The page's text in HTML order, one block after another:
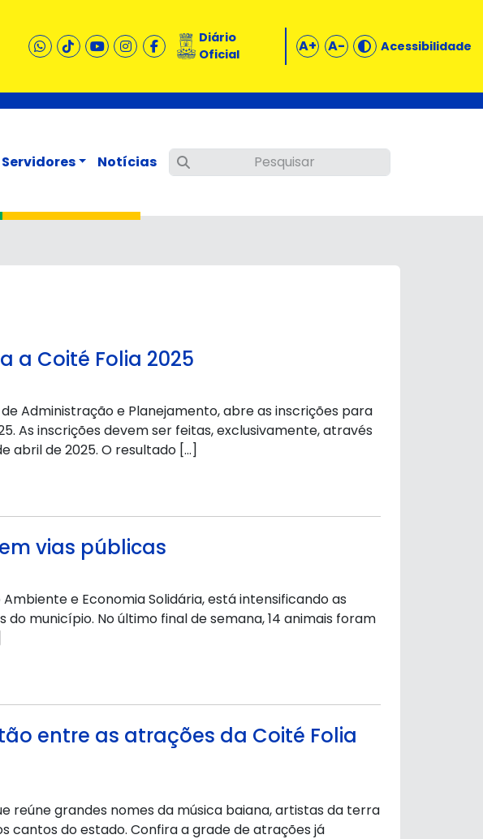
Diário
Oficial
A+ A- Acessibilidade
Servidores Notícias
a Coité Folia 2025
Administração e Planejamento, abre as inscrições para
As inscrições devem ser feitas, exclusivamente, através
abril de 2025. O resultado […]
vias públicas
e Economia Solidária, está intensificando as
município. No último final de semana, 14 animais foram
entre as atrações da Coité Folia
reúne grandes nomes da música baiana, artistas da terra
cantos do estado. Confira a grade de atrações já